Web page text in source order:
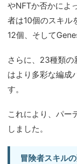
やNFTか否かによ
者は10個のスキル
12個、そして
さらに、23種類の
はより多彩な編成
す。
これにより、パー
しました。
冒険者スキル